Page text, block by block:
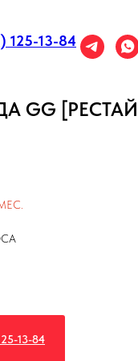
125-13-84
GG
13-84